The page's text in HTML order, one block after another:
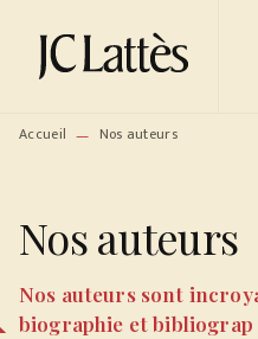
MENU RECHERCHE
PIED DE PAGE
Accueil — Nos auteurs
Nos auteurs
Nos auteurs sont
biographie et bibliograp